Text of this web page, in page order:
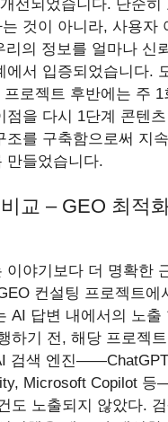
선되었습니다. 단순히
것이 아니라, 사용자
리의 정보를 얼마나 신
에서 입증되었습니다.
로젝트 후반에는 주 1
점을 다시 1단계 콘텐
조를 구축함으로써 지
만들었습니다.
교 – GEO 최적
이야기보다 더 명확한
컨설팅 프로젝트에
AI 답변 내에서의 노출
하기 전, 해당 프로젝
검색 엔진
Microsoft Copilot
도 노출되지 않았다.